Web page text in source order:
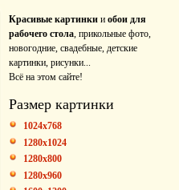
Красивые картинки и обои для
рабочего стола, прикольные фото,
новогодние, свадебные, детские
картинки, рисунки...
Всё на этом сайте!
Размер картинки
1024x768
1280x1024
1280x800
1280x960